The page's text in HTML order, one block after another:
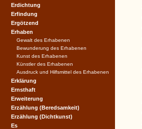
Erdichtung
Erfindung
Ergötzend
Erhaben
Gewalt des Erhabenen
Bewunderung des Erhabenen
Kunst des Erhabenen
Künstler des Erhabenen
Ausdruck und Hilfsmittel des Erhabenen
Erklärung
Ernsthaft
Erweiterung
Erzählung (Beredsamkeit)
Erzählung (Dichtkunst)
Es